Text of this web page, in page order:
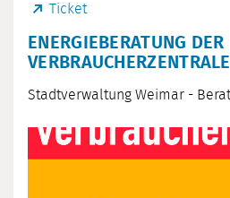
Ticket
ENERGIEBERATUNG DER
Stadtverwaltung Weimar -